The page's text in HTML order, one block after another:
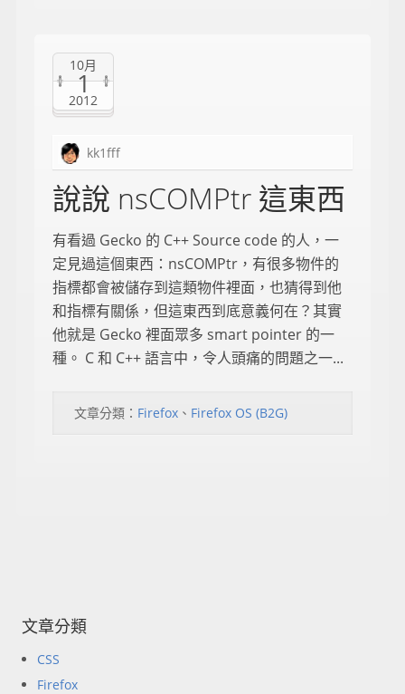
10月
1
2012
kk1fff
說說 nsCOMPtr 這東西
有看過 Gecko 的 C++ Source code 的人，一
定見過這個東西：nsCOMPtr，有很多物件的
指標都會被儲存到這類物件裡面，也猜得到他
和指標有關係，但這東西到底意義何在？其實
他就是 Gecko 裡面眾多 smart pointer 的一
種。 C 和 C++ 語言中，令人頭痛的問題之一...
文章分類： Firefox 、 Firefox OS (B2G)
文章分類
CSS
Firefox